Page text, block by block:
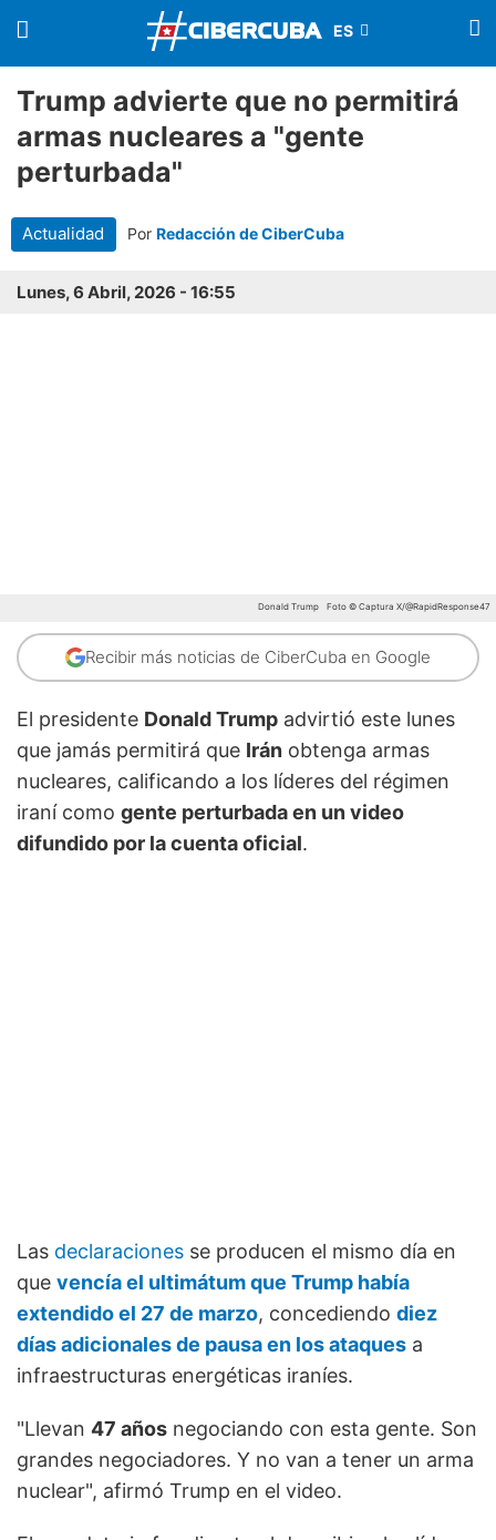
Trump advierte que no permitirá
armas nucleares a "gente
perturbada"
Actualidad Por Redacción de CiberCuba
Lunes, 6 Abril, 2026 - 16:55
Donald Trump Foto © Captura X/@RapidResponse47
Recibir más noticias de CiberCuba en Google
El presidente Donald Trump advirtió este lunes
que jamás permitirá que Irán obtenga armas
nucleares, calificando a los líderes del régimen
iraní como gente perturbada en un video
difundido por la cuenta oficial.
Las declaraciones se producen el mismo día en
que vencía el ultimátum que Trump había
extendido el 27 de marzo, concediendo diez
días adicionales de pausa en los ataques a
infraestructuras energéticas iraníes.
"Llevan 47 años negociando con esta gente. Son
grandes negociadores. Y no van a tener un arma
nuclear", afirmó Trump en el video.